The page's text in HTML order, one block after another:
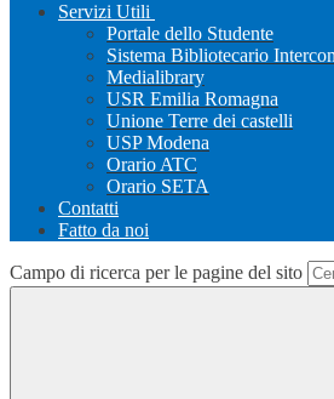
Servizi Utili
Portale dello Studente
Sistema Bibliotecario
Medialibrary
USR Emilia Romagna
Unione Terre dei castelli
USP Modena
Orario ATC
Orario SETA
Contatti
Fatto da noi
Campo di ricerca per le pagine del sito